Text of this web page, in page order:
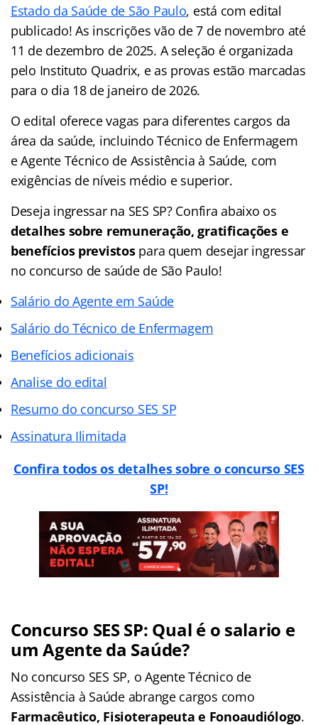
Estado da Saúde de São Paulo, está com edital
publicado! As inscrições vão de 7 de novembro até
11 de dezembro de 2025. A seleção é organizada
pelo Instituto Quadrix, e as provas estão marcadas
para o dia 18 de janeiro de 2026.
O edital oferece vagas para diferentes cargos da
área da saúde, incluindo Técnico de Enfermagem
e Agente Técnico de Assistência à Saúde, com
exigências de níveis médio e superior.
Deseja ingressar na SES SP? Confira abaixo os
detalhes sobre remuneração, gratificações e
benefícios previstos para quem desejar ingressar
no concurso de saúde de São Paulo!
Salário do Agente em Saúde
Salário do Técnico de Enfermagem
Benefícios adicionais
Analise do edital
Resumo do concurso SES SP
Assinatura Ilimitada
Confira todos os detalhes sobre o concurso SES
SP!
Concurso SES SP: Qual é o salario e
um Agente da Saúde?
No concurso SES SP, o Agente Técnico de
Assistência à Saúde abrange cargos como
Farmacêutico, Fisioterapeuta e Fonoaudiólogo.